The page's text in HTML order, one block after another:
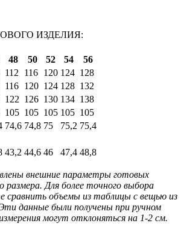
ИЗДЕЛИЯ:
48 50 52 54
56
112 116 120 124 128
116 120 124 128 132
122 126 130 134 138
105 105 105 105 105
74,6 74,8 75 75,2 75,4
43,2 44,6 46 47,4 48,8
внешние параметры готовых
размера. Для более точного выбора
объемы из таблицы с вещью из
данные были получены при ручном
могут отклоняться на 1-2 см.